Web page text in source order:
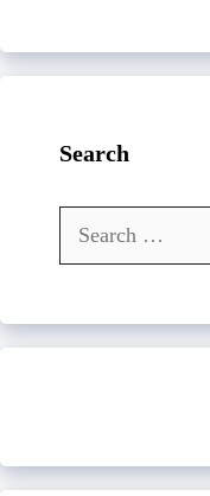
Search
Search
for: